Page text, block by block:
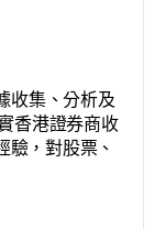
收集、分析及
香港證券商收
驗，對股票、